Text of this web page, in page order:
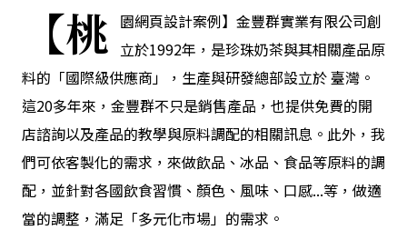
【桃 園網頁設計案例】金豐群實業有限公司創
立於1992年，是珍珠奶茶與其相關產品原
料的「國際級供應商」，生產與研發總部設立於 臺灣。
這20多年來，金豐群不只是銷售產品，也提供免費的開
店諮詢以及產品的教學與原料調配的相關訊息。此外，我
們可依客製化的需求，來做飲品、冰品、食品等原料的調
配，並針對各國飲食習慣、顏色、風味、口感...等，做適
當的調整，滿足「多元化市場」的需求。